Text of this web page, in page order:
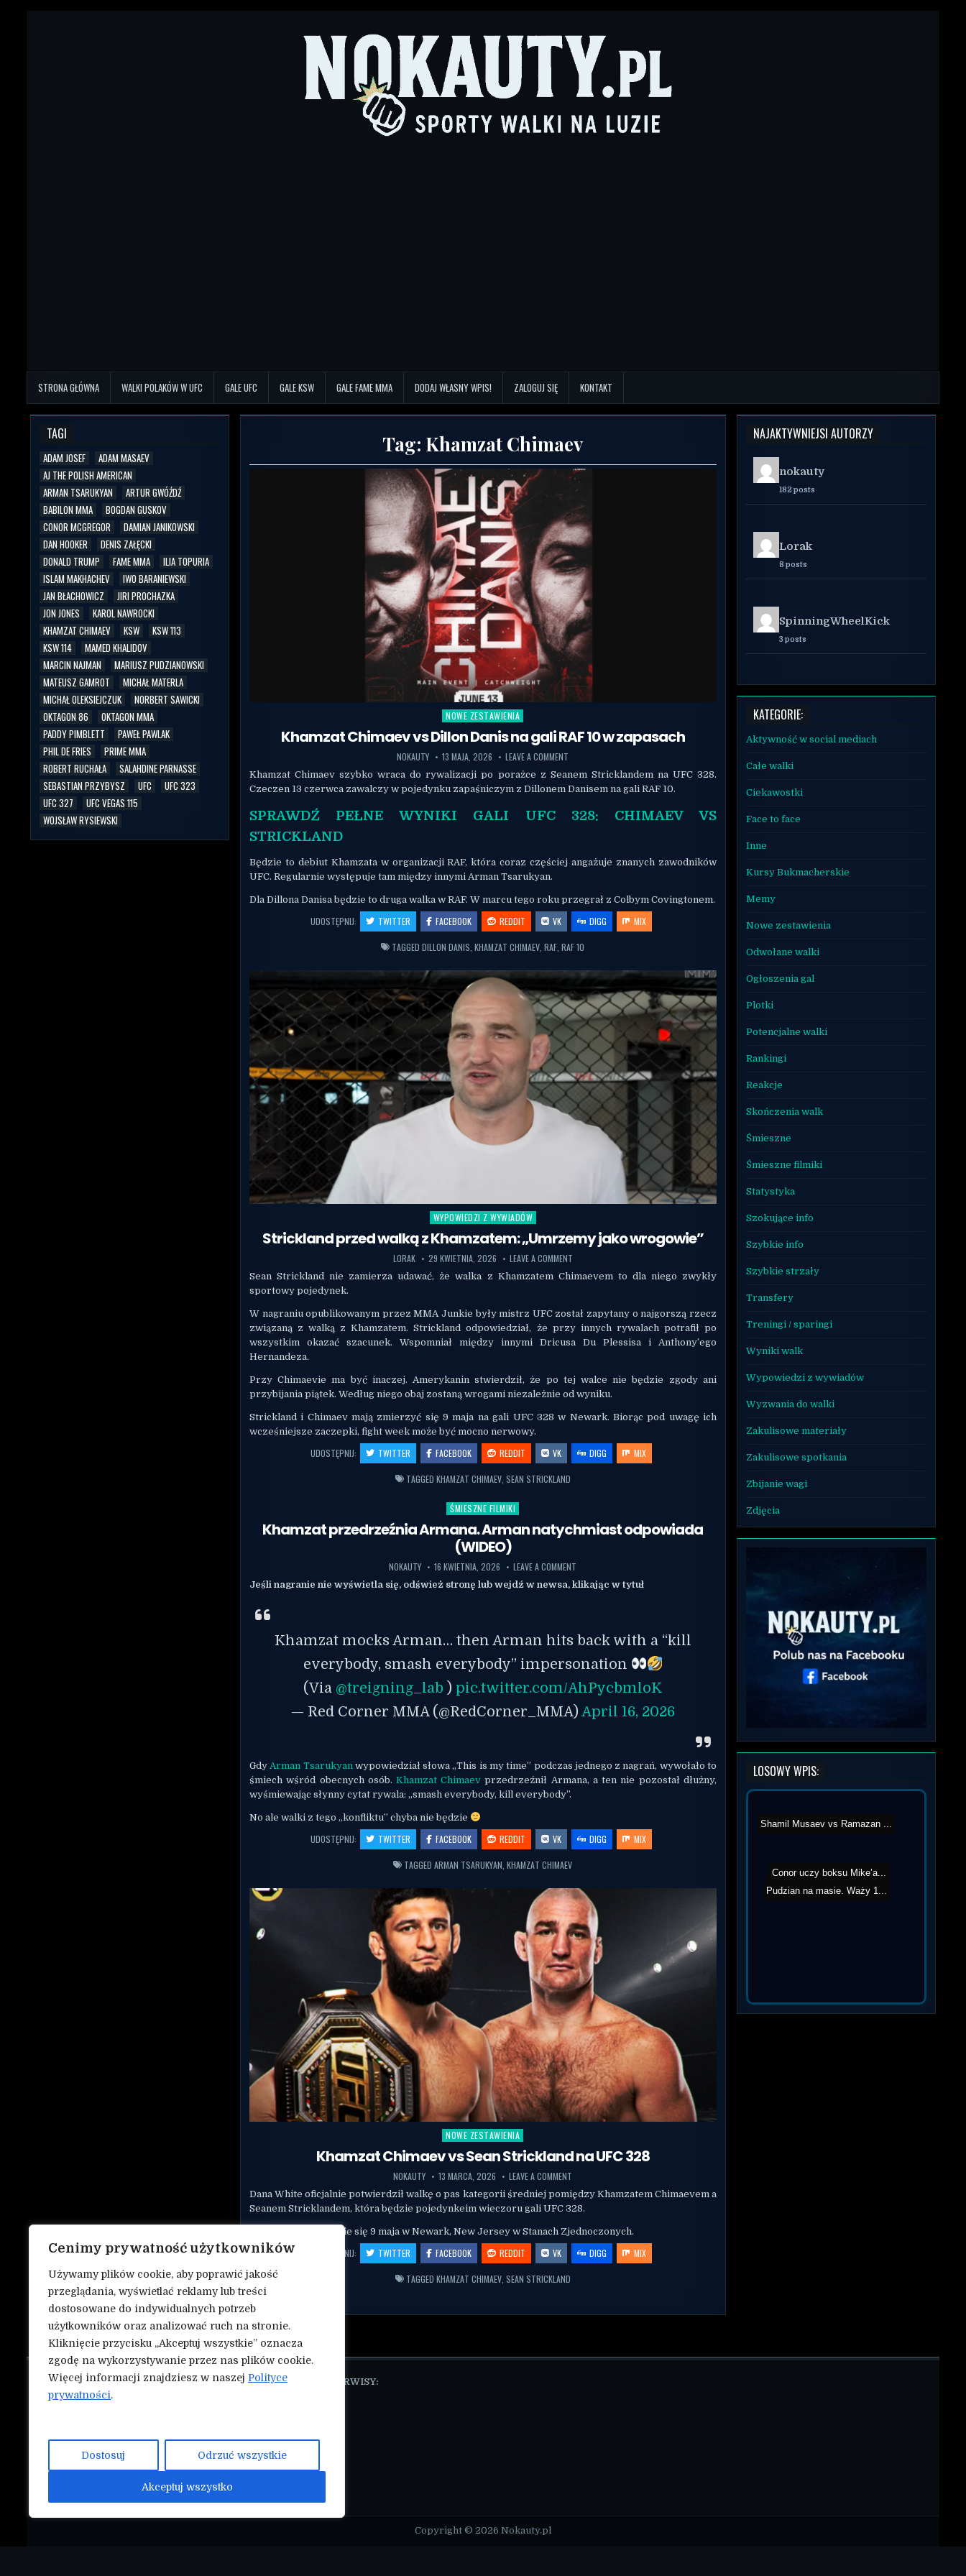
Cenimy prywatność użytkowników
Używamy plików cookie, aby poprawić jakość
przeglądania, wyświetlać reklamy lub treści
dostosowane do indywidualnych potrzeb
użytkowników oraz analizować ruch na stronie.
Kliknięcie przycisku „Akceptuj wszystkie” oznacza
zgodę na wykorzystywanie przez nas plików cookie.
Więcej informacji znajdziesz w naszej Polityce
prywatności.
Dostosuj Odrzuć wszystkie
Akceptuj wszystko
STRONA GŁÓWNA WALKI POLAKÓW W UFC GALE UFC GALE KSW GALE FAME MMA DODAJ WŁASNY WPIS! ZALOGUJ SIĘ KONTAKT
Tag: Khamzat Chimaev
Posted in
NOWE ZESTAWIENIA
Khamzat Chimaev vs Dillon Danis na gali RAF 10 w zapasach
NOKAUTY 13 MAJA, 2026 LEAVE A COMMENT
Khamzat Chimaev szybko wraca do rywalizacji po porażce z Seanem Stricklandem na UFC 328.
Czeczen 13 czerwca zawalczy w pojedynku zapaśniczym z Dillonem Danisem na gali RAF 10.
SPRAWDŹ PEŁNE WYNIKI GALI UFC 328: CHIMAEV VS
STRICKLAND
Będzie to debiut Khamzata w organizacji RAF, która coraz częściej angażuje znanych zawodników
UFC. Regularnie występuje tam między innymi Arman Tsarukyan.
Dla Dillona Danisa będzie to druga walka w RAF. W marcu tego roku przegrał z Colbym Covingtonem.
UDOSTĘPNIJ: TWITTER FACEBOOK REDDIT VK DIGG MIX
TAGGEDDILLON DANIS ,KHAMZAT CHIMAEV ,RAF ,RAF 10
Posted in
WYPOWIEDZI Z WYWIADÓW
Strickland przed walką z Khamzatem: „Umrzemy jako wrogowie”
LORAK 29 KWIETNIA, 2026 LEAVE A COMMENT
Sean Strickland nie zamierza udawać, że walka z Khamzatem Chimaevem to dla niego zwykły
sportowy pojedynek.
W nagraniu opublikowanym przez MMA Junkie były mistrz UFC został zapytany o najgorszą rzecz
związaną z walką z Khamzatem. Strickland odpowiedział, że przy innych rywalach potrafił po
wszystkim okazać szacunek. Wspomniał między innymi Dricusa Du Plessisa i Anthony’ego
Hernandeza.
Przy Chimaevie ma być inaczej. Amerykanin stwierdził, że po tej walce nie będzie zgody ani
przybijania piątek. Według niego obaj zostaną wrogami niezależnie od wyniku.
Strickland i Chimaev mają zmierzyć się 9 maja na gali UFC 328 w Newark. Biorąc pod uwagę ich
wcześniejsze zaczepki, fight week może być mocno nerwowy.
UDOSTĘPNIJ: TWITTER FACEBOOK REDDIT VK DIGG MIX
TAGGED KHAMZAT CHIMAEV, SEAN STRICKLAND
Posted in
ŚMIESZNE FILMIKI
Khamzat przedrzeźnia Armana. Arman natychmiast odpowiada
(WIDEO)
NOKAUTY 16 KWIETNIA, 2026 LEAVE A COMMENT
Jeśli nagranie nie wyświetla się, odśwież stronę lub wejdź w newsa, klikając w tytuł
Khamzat mocks Arman… then Arman hits back with a “kill
everybody, smash everybody” impersonation
(Via @treigning_lab ) pic.twitter.com/AhPycbmloK
— Red Corner MMA (@RedCorner_MMA) April 16, 2026
Gdy Arman Tsarukyan wypowiedział słowa „This is my time” podczas jednego z nagrań, wywołało to
śmiech wśród obecnych osób.Khamzat Chimaev przedrzeźnił Armana, a ten nie pozostał dłużny,
wyśmiewając słynny cytat rywala: „smash everybody, kill everybody”.
No ale walki z tego „konfliktu” chyba nie będzie
UDOSTĘPNIJ: TWITTER FACEBOOK REDDIT VK DIGG MIX
TAGGEDARMAN TSARUKYAN ,KHAMZAT CHIMAEV
Posted in
NOWE ZESTAWIENIA
Khamzat Chimaev vs Sean Strickland na UFC 328
NOKAUTY 13 MARCA, 2026 LEAVE A COMMENT
Dana White oficjalnie potwierdził walkę o pas kategorii średniej pomiędzy Khamzatem Chimaevem a
Seanem Stricklandem, która będzie pojedynkeim wieczoru gali UFC 328.
Wydarzenie odbędzie się 9 maja w Newark, New Jersey w Stanach Zjednoczonych.
UDOSTĘPNIJ: TWITTER FACEBOOK REDDIT VK DIGG MIX
TAGGED KHAMZAT CHIMAEV, SEAN STRICKLAND
TAGI
ADAM JOSEF
ADAM MASAEV
AJ THE POLISH AMERICAN
ARMAN TSARUKYAN
ARTUR GWÓŹDŹ
BABILON MMA
BOGDAN GUSKOV
CONOR MCGREGOR
DAMIAN JANIKOWSKI
DAN HOOKER
DENIS ZAŁĘCKI
DONALD TRUMP
FAME MMA
ILIA TOPURIA
ISLAM MAKHACHEV
IWO BARANIEWSKI
JAN BŁACHOWICZ
JIRI PROCHAZKA
JON JONES
KAROL NAWROCKI
KHAMZAT CHIMAEV
KSW
KSW 113
KSW 114
MAMED KHALIDOV
MARCIN NAJMAN
MARIUSZ PUDZIANOWSKI
MATEUSZ GAMROT
MICHAŁ MATERLA
MICHAŁ OLEKSIEJCZUK
NORBERT SAWICKI
OKTAGON 86
OKTAGON MMA
PADDY PIMBLETT
PAWEŁ PAWLAK
PHIL DE FRIES
PRIME MMA
ROBERT RUCHAŁA
SALAHDINE PARNASSE
SEBASTIAN PRZYBYSZ
UFC
UFC 323
UFC 327
UFC VEGAS 115
WOJSŁAW RYSIEWSKI
NAJAKTYWNIEJSI AUTORZY
nokauty
182 posts
Lorak
8 posts
SpinningWheelKick
3 posts
KATEGORIE:
Aktywność w social mediach
Całe walki
Ciekawostki
Face to face
Inne
Kursy Bukmacherskie
Memy
Nowe zestawienia
Odwołane walki
Ogłoszenia gal
Plotki
Potencjalne walki
Rankingi
Reakcje
Skończenia walk
Śmieszne
Śmieszne filmiki
Statystyka
Szokujące info
Szybkie info
Szybkie strzały
Transfery
Treningi / sparingi
Wyniki walk
Wypowiedzi z wywiadów
Wyzwania do walki
Zakulisowe materiały
Zakulisowe spotkania
Zbijanie wagi
Zdjęcia
LOSOWY WPIS:
Robert Ruchała vs Jose D...
Pudzian na masie. Waży 1...
Conor uczy boksu Mike’a...
Shamil Musaev vs Ramazan ...
O nas
NASZE INNE SERWISY:
Copyright © 2026 Nokauty.pl